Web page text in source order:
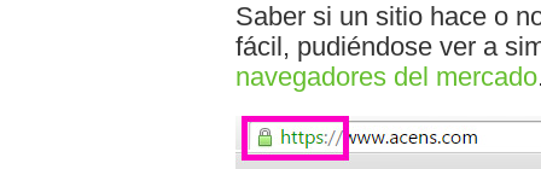
Saber si un sitio hace o
fácil, pudiéndose ver a
navegadores del mercado